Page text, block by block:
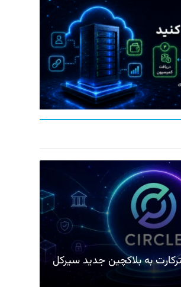
به بلاکچین جدید سیرکل